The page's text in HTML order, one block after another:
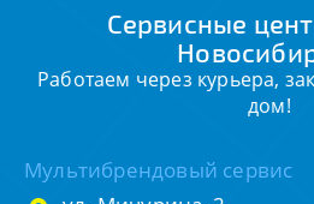
Сервисные
Работаем через курьера,
дом!
Мультибрендовый сервис